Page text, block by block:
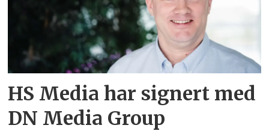
HS Media har signert med
DN Media Group